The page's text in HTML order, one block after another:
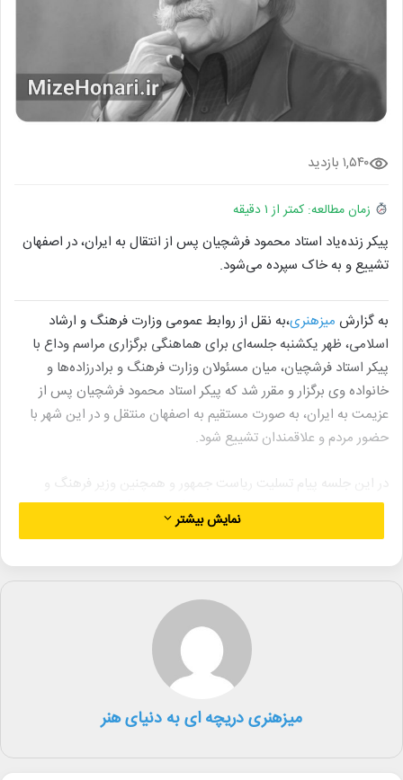
۱,۵۴۰ بازدید
زمان مطالعه: کمتر از ۱ دقیقه
پیکر زنده‌یاد استاد محمود فرشچیان پس از انتقال به ایران، در اصفهان
تشییع و به خاک سپرده می‌شود.
به گزارش میزهنری،به نقل از روابط عمومی وزارت فرهنگ و ارشاد
اسلامی، ظهر یکشنبه جلسه‌ای برای هماهنگی برگزاری مراسم وداع با
پیکر استاد فرشچیان، میان مسئولان وزارت فرهنگ و برادرزاده‌ها و
خانواده وی برگزار و مقرر شد که پیکر استاد محمود فرشچیان پس از
عزیمت به ایران، به صورت مستقیم به اصفهان منتقل و در این شهر با
حضور مردم و علاقمندان تشییع شود.
در این جلسه پیام تسلیت ریاست جمهور و همچنین وزیر فرهنگ و
ارشاد اسلامی به خانواده فرشچیان ابلاغ و برای برگزاری مراسم
باشکوهی برای تشییع پیکر این استاد بی‌بدیل هنر ایران از روبروی تالار
همچنین آمادگی آستان قدس رضوی برای طواف پیکر استاد فرشچیان
در مشهدالرضا (ع) نیز به خانواده وی ابلاغ شد.
خانواده فرشچیان ضمن تشکر از ابراز احساسات صمیمانه مسئولان،
هنرمندان و مردم به شخصیت والای استاد فرشچیان، تاکید کردند که
کاستن از زحمت علاقه‌مندان به استاد از جمله تاکیدات ایشان بوده
شود و پس از تشییع و خاکسپاری، مراسم بزرگداشتی توسط وزارت
نمایش بیشتر
میزهنری دریچه ای به دنیای هنر